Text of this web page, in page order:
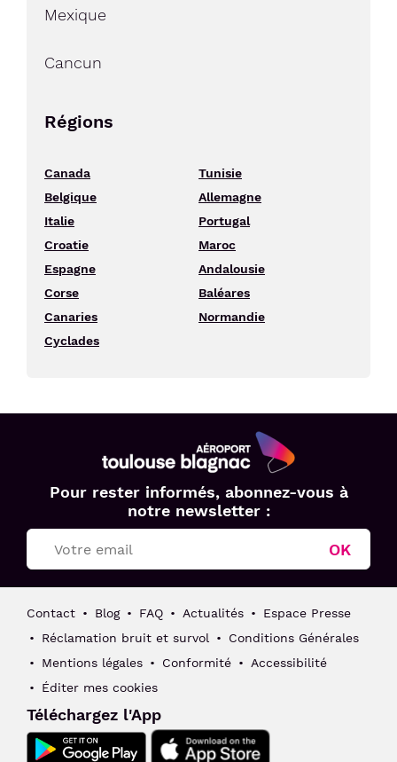
Mexique
Cancun
Régions
Canada
Tunisie
Belgique
Allemagne
Italie
Portugal
Croatie
Maroc
Espagne
Andalousie
Corse
Baléares
Canaries
Normandie
Cyclades
Aéroport
Toulouse
Blagnac
Pour rester informés, abonnez-vous à
notre newsletter :
OK
Contact Blog FAQ Actualités
Espace Presse
Réclamation bruit et survol
Conditions Générales
Mentions légales
Conformité
Accessibilité
Éditer mes cookies
Téléchargez l'App